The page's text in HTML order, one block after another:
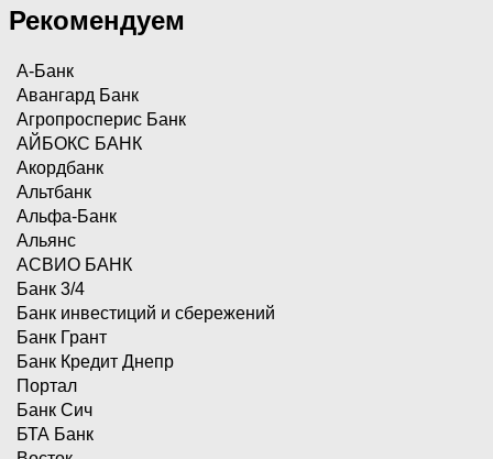
Рекомендуем
А-Банк
Авангард Банк
Агропросперис Банк
АЙБОКС БАНК
Акордбанк
Альтбанк
Альфа-Банк
Альянс
АСВИО БАНК
Банк 3/4
Банк инвестиций и сбережений
Банк Грант
Банк Кредит Днепр
Портал
Банк Сич
БТА Банк